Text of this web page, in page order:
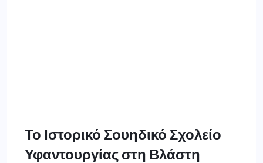
Το Ιστορικό Σουηδικό Σχολείο
Υφαντουργίας στη Βλάστη